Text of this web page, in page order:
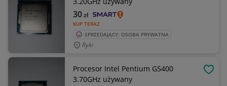
KUP TERAZ
30zł
SPRZEDAJĄCY: OSOBA PRYWATNA
Ryki
Procesor Intel Pentium G5400
3.70GHz używany